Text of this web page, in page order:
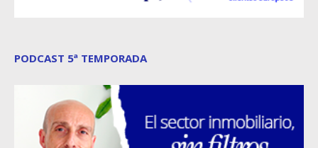
PODCAST 5ª TEMPORADA